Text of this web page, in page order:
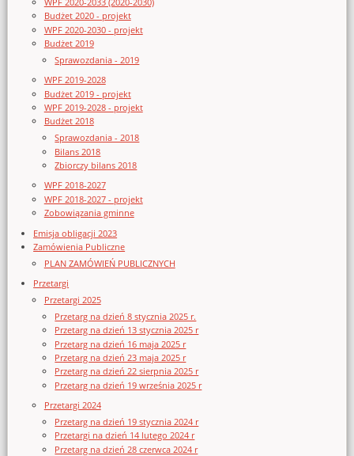
Budżet 2020 - projekt
WPF 2020-2030 - projekt
Budżet 2019
Sprawozdania - 2019
WPF 2019-2028
Budżet 2019 - projekt
WPF 2019-2028 - projekt
Budżet 2018
Sprawozdania - 2018
Bilans 2018
Zbiorczy bilans 2018
WPF 2018-2027
WPF 2018-2027 - projekt
Zobowiązania gminne
Emisja obligacji 2023
Zamówienia Publiczne
PLAN ZAMÓWIEŃ PUBLICZNYCH
Przetargi
Przetargi 2025
Przetarg na dzień 8 stycznia 2025 r.
Przetarg na dzień 13 stycznia 2025 r
Przetarg na dzień 16 maja 2025 r
Przetarg na dzień 23 maja 2025 r
Przetarg na dzień 22 sierpnia 2025 r
Przetarg na dzień 19 września 2025 r
Przetargi 2024
Przetarg na dzień 19 stycznia 2024 r
Przetargi na dzień 14 lutego 2024 r
Przetarg na dzień 28 czerwca 2024 r